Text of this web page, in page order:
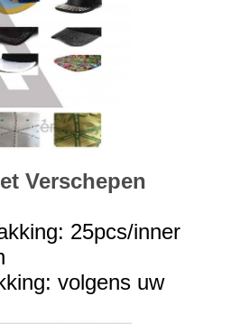
Verschepen
25pcs/inner
volgens uw